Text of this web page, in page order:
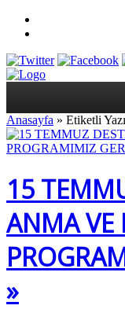
Anasayfa » Etiketli
15
ANMA VE
»